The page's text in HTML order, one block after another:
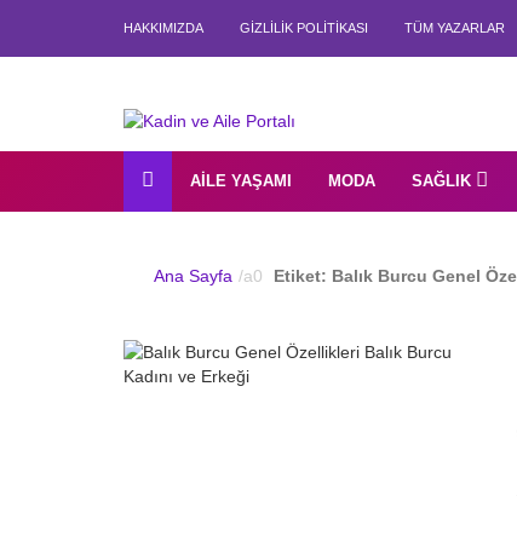
HAKKIMIZDA GIZLILIK POLITIKASI TÜM YAZARLAR
AILE YAŞAMI MODA SAĞLIK
Ana Sayfa Etiket: Balık Burcu Genel